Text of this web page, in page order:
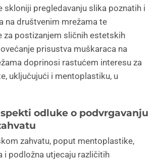
skloniji pregledavanju slika poznatih i
na društvenim mrežama te
za postizanjem sličnih estetskih
prisustva muškaraca na
doprinosi rastućem interesu za
uključujući i mentoplastiku, u
odluke o podvrgavanju
zahvatu, poput mentoplastike,
i podložna utjecaju različitih